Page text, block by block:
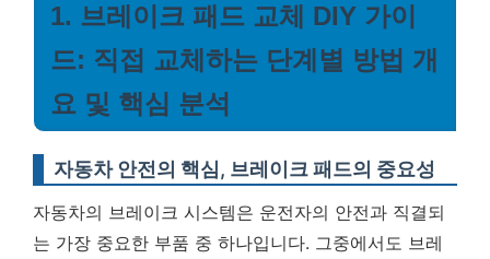
1. 브레이크 패드 교체 DIY 가이
드: 직접 교체하는 단계별 방법 개
요 및 핵심 분석
자동차 안전의 핵심, 브레이크 패드의 중요성
자동차의 브레이크 시스템은 운전자의 안전과 직결되
는 가장 중요한 부품 중 하나입니다. 그중에서도 브레